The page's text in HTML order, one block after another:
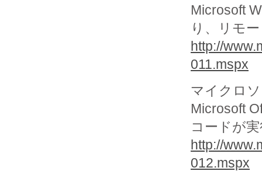
Microsoft
り、リモ
http://
011.mspx
マイクロ
Microsoft
コードが
http://
012.mspx